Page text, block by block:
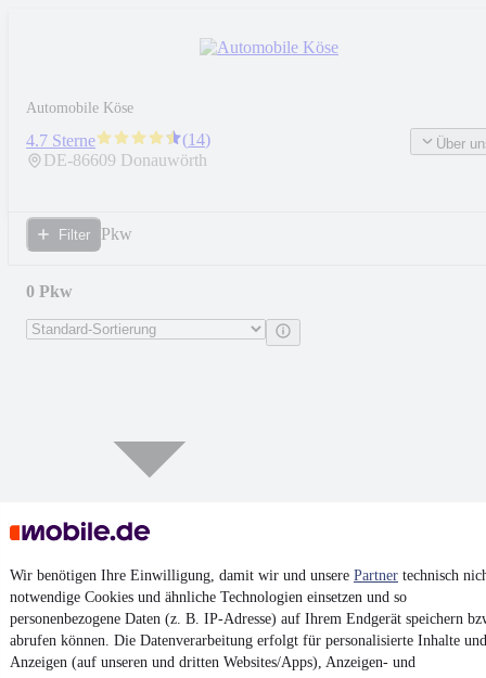
Wir benötigen Ihre Einwilligung, damit wir und unsere Partner technisch
notwendige Cookies und ähnliche Technologien einsetzen und so
personenbezogene Daten (z. B. IP-Adresse) auf Ihrem Endgerät speichern
abrufen können. Die Datenverarbeitung erfolgt für personalisierte Inhalte und
Anzeigen (auf unseren und dritten Websites/Apps), Anzeigen- und
Automobile Köse
4.7 Sterne (14)
DE-86609 Donauwörth
Über
Filter Pkw
0 Pkw
Keine Inserate gefunden